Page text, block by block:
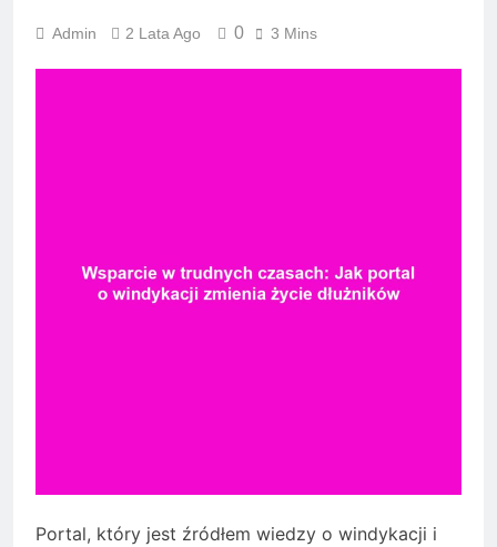
Admin 2 Lata Ago 0 3 Mins
Portal, który jest źródłem wiedzy o windykacji i